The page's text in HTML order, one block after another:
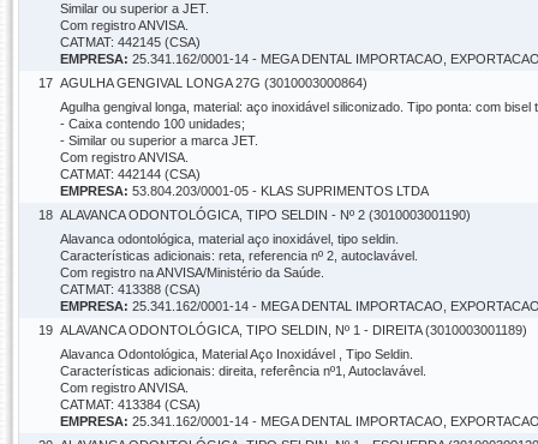
Similar ou superior a JET.
Com registro ANVISA.
CATMAT: 442145 (CSA)
EMPRESA: 25.341.162/0001-14 - MEGA DENTAL IMPORTACAO,
17 AGULHA GENGIVAL LONGA 27G (3010003000864)
Agulha gengival longa, material: aço inoxidável siliconizado. Tipo ponta: com
- Caixa contendo 100 unidades;
- Similar ou superior a marca JET.
Com registro ANVISA.
CATMAT: 442144 (CSA)
EMPRESA: 53.804.203/0001-05 - KLAS SUPRIMENTOS LTDA
18 ALAVANCA ODONTOLÓGICA, TIPO SELDIN - Nº 2 (3010003001190)
Alavanca odontológica, material aço inoxidável, tipo seldin.
Características adicionais: reta, referencia nº 2, autoclavável.
Com registro na ANVISA/Ministério da Saúde.
CATMAT: 413388 (CSA)
EMPRESA: 25.341.162/0001-14 - MEGA DENTAL IMPORTACAO,
19 ALAVANCA ODONTOLÓGICA, TIPO SELDIN, Nº 1 - DIREITA (3010003001189)
Alavanca Odontológica, Material Aço Inoxidável , Tipo Seldin.
Características adicionais: direita, referência nº1, Autoclavável.
Com registro ANVISA.
CATMAT: 413384 (CSA)
EMPRESA: 25.341.162/0001-14 - MEGA DENTAL IMPORTACAO,